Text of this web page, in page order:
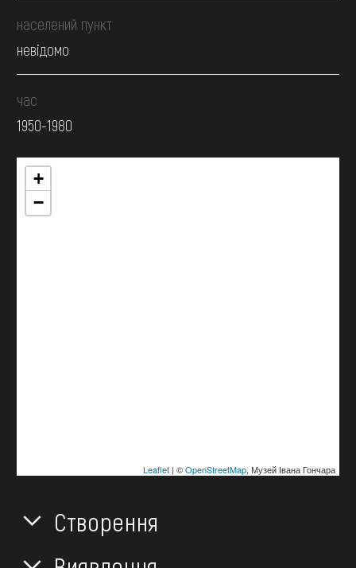
населений пункт
невідомо
час
1950-1980
+
−
Leaflet| ©OpenStreetMap, Музей Івана Гончара
Створення